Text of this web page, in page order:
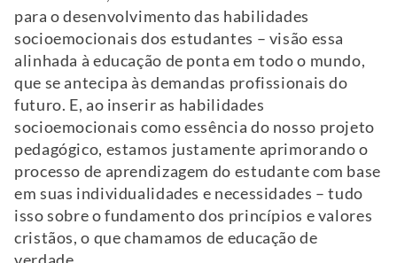
para o desenvolvimento das habilidades
socioemocionais dos estudantes – visão essa
alinhada à educação de ponta em todo o mundo,
que se antecipa às demandas profissionais do
futuro. E, ao inserir as habilidades
socioemocionais como essência do nosso projeto
pedagógico, estamos justamente aprimorando o
processo de aprendizagem do estudante com base
em suas individualidades e necessidades – tudo
isso sobre o fundamento dos princípios e valores
cristãos, o que chamamos de educação de